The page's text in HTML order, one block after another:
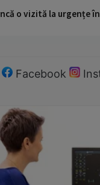
o vizită la urgențe
Facebook